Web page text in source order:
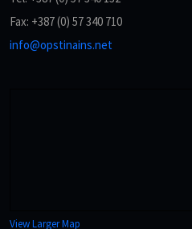
Fax: +387 (0) 57 340 710
info@opstinains.net
View Larger Map